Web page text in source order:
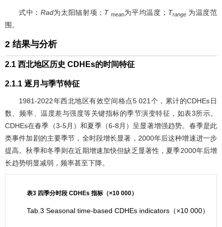
式中： Rad为太阳辐射项； T mean为平均温度； Trange为温度范
围。
2 结果与分析
2.1 西北地区历史 CDHEs的时间特征
2.1.1 逐月与季节特征
1981-2022年西北地区有效空间格点5 021个，累计的CDHEs日
数、频率、温度差与强度等关键指标的季节演变特征，如表3所示。
CDHEs在春季（3-5月）和夏季（6-8月）呈显著增强趋势。春季是此
类事件加剧的主要季节，全时段增长显著，2000年后这种增速进一步
提高。秋季和冬季则在近期增速加快但缺乏显著性，夏季2000年后增
长趋势明显减弱，频率甚至下降。
表3 四季分时段 CDHEs 指标（×10 000）
Tab.3 Seasonal time-based CDHEs indicators（×10 000）